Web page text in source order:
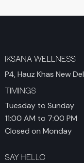
IKSANA WELLNESS
P4, Hauz Khas New
TIMINGS
Tuesday to Sunday
11:00 AM to 7:00 PM
Closed on Monday
SAY HELLO